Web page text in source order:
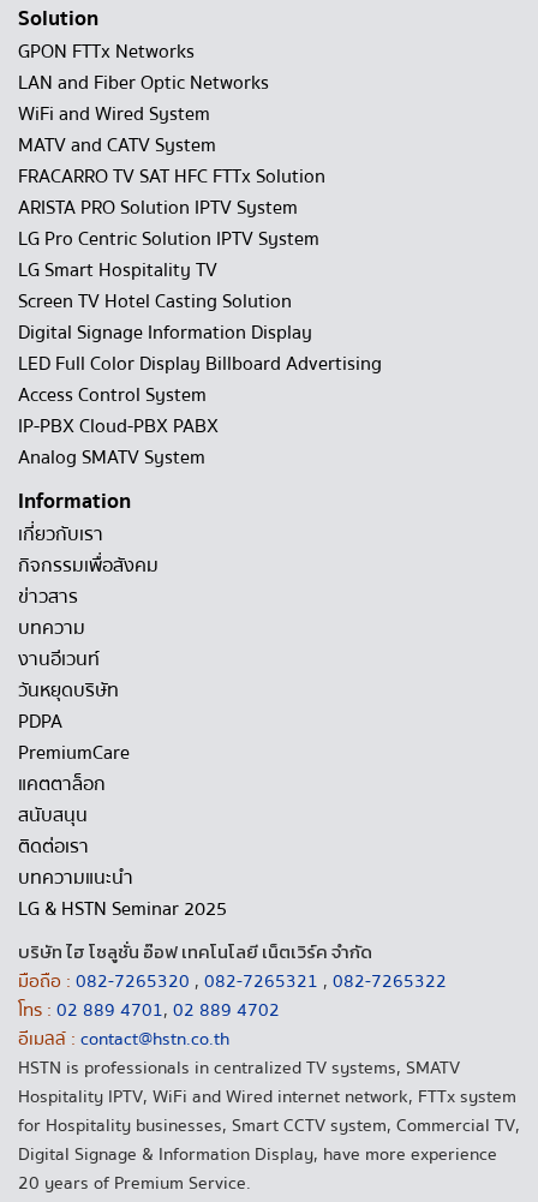
Solution
GPON FTTx Networks
LAN and Fiber Optic Networks
WiFi and Wired System
MATV and CATV System
FRACARRO TV SAT HFC FTTx Solution
ARISTA PRO Solution IPTV System
LG Pro Centric Solution IPTV System
LG Smart Hospitality TV
Screen TV Hotel Casting Solution
Digital Signage Information Display
LED Full Color Display Billboard Advertising
Access Control System
IP-PBX Cloud-PBX PABX
Analog SMATV System
Information
เกี่ยวกับเรา
กิจกรรมเพื่อสังคม
ข่าวสาร
บทความ
งานอีเวนท์
วันหยุดบริษัท
PDPA
PremiumCare
แคตตาล็อก
สนับสนุน
ติดต่อเรา
บทความแนะนำ
LG & HSTN Seminar 2025
บริษัท ไฮ โซลูชั่น อ๊อฟ เทคโนโลยี เน็ตเวิร์ค จำกัด
มือถือ : 082-7265320 , 082-7265321 , 082-7265322
โทร : 02 889 4701, 02 889 4702
อีเมลล์ : contact@hstn.co.th
HSTN is professionals in centralized TV systems, SMATV
Hospitality IPTV, WiFi and Wired internet network, FTTx system
for Hospitality businesses, Smart CCTV system, Commercial TV,
Digital Signage & Information Display, have more experience
20 years of Premium Service.